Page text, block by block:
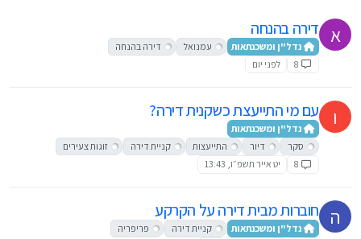
א דירה בהנחה
נדל"ן ומשכנתאות עמנואל
דירה בהנחה
8
לפני יום
ו עם מי התייעצת כשקנית דירה?
נדל"ן ומשכנתאות
סקר
דיור התייעצות קניית דירה
זוגות צעירים
8
יט אייר תשפ״ו, 13:43
ה חוברות מבית דירה על הקרקע
נדל"ן ומשכנתאות קניית דירה
פריפריה